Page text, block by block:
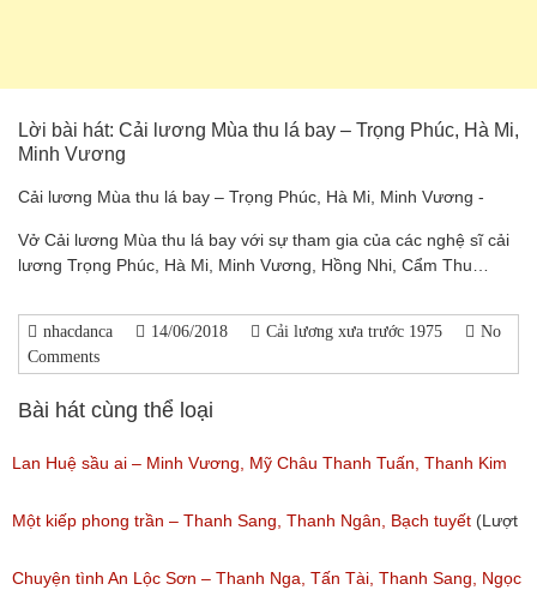
Lời bài hát: Cải lương Mùa thu lá bay – Trọng Phúc, Hà Mi,
Minh Vương
Cải lương Mùa thu lá bay – Trọng Phúc, Hà Mi, Minh Vương -
Vở Cải lương Mùa thu lá bay với sự tham gia của các nghệ sĩ cải
lương Trọng Phúc, Hà Mi, Minh Vương, Hồng Nhi, Cẩm Thu…
nhacdanca 14/06/2018 Cải lương xưa trước 1975
No
Comments
Bài hát cùng thể loại
Lan Huệ sầu ai – Minh Vương, Mỹ Châu Thanh Tuấn, Thanh Kim
Huệ
(Lượt nghe: 2,628)
Một kiếp phong trần – Thanh Sang, Thanh Ngân, Bạch tuyết (Lượt
nghe: 925)
Chuyện tình An Lộc Sơn – Thanh Nga, Tấn Tài, Thanh Sang, Ngọc